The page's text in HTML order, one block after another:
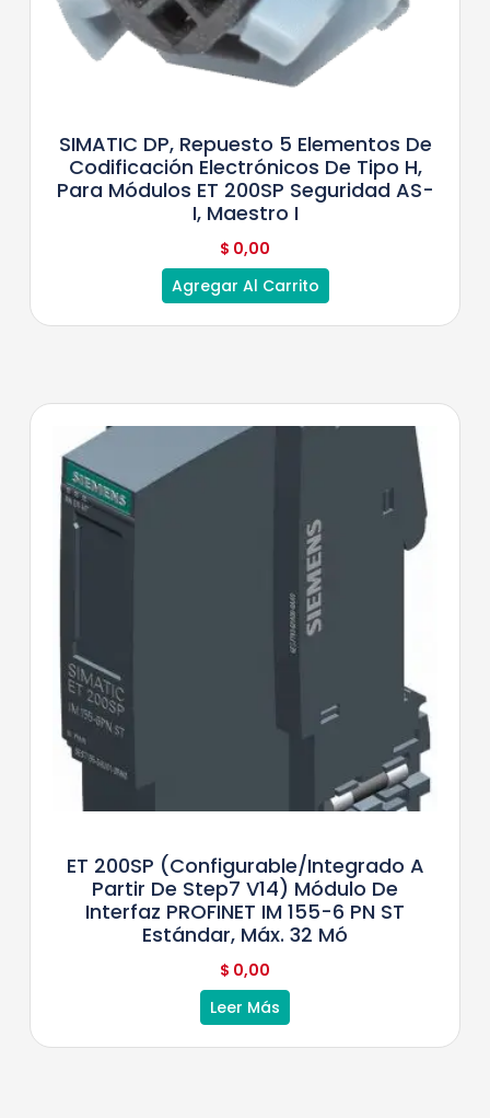
SIMATIC DP, Repuesto 5 Elementos De
Codificación Electrónicos De Tipo H,
Para Módulos ET 200SP Seguridad AS-
I, Maestro I
$ 0,00
Agregar Al Carrito
ET 200SP (configurable/integrado A
Partir De Step7 V14) Módulo De
Interfaz PROFINET IM 155-6 PN ST
Estándar, Máx. 32 Mó
$ 0,00
Leer Más